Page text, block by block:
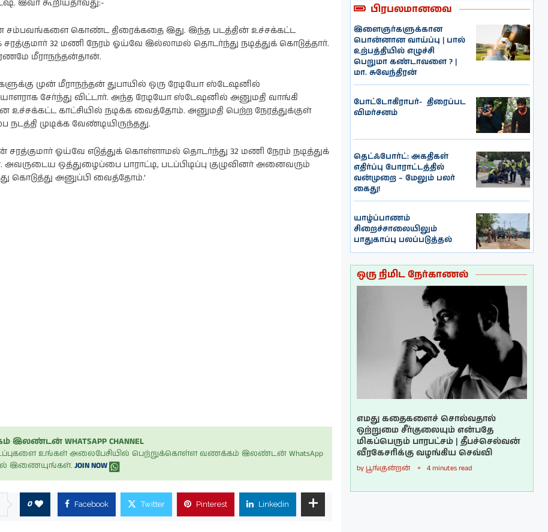
நடிகை ராஷி
இவர் கூறியதாவது:-
சம்பவங்களை கொண்ட திரைக்கதை இது. இந்த படத்தின் உச்சக்கட்ட
சரத்குமார் 32 மணி நேரம் ஓய்வே இல்லாமல் தொடர்ந்து நடித்துக் கொடுத்தார்.
மீராநந்தன்தான்.
முன் மீராநந்தன் துபாயில் ஒரு ரேடியோ ஸ்டேஷனில்
சேர்ந்து விட்டார். அந்த ரேடியோ ஸ்டேஷனில் அனுமதி வாங்கி
உச்சக்கட்ட காட்சியில் நடிக்க வைத்தோம். அனுமதி பெற்ற நேரத்துக்குள்
நடத்தி முடிக்க வேண்டியிருந்தது.
சரத்குமார் ஓய்வே எடுத்துக் கொள்ளாமல் தொடர்ந்து 32 மணி நேரம் நடித்துக்
அவருடைய ஒத்துழைப்பை பாராட்டி, படப்பிடிப்பு குழுவினர் அனைவரும்
கொடுத்து அனுப்பி வைத்தோம்.’
WHATSAPP CHANNEL
உங்கள் அலைபேசியில் பெற்றுக்கொள்ள வணக்கம் இலண்டன் WhatsApp
இணையுங்கள். JOIN NOW
0 Facebook Twitter Pinterest Linkedin
பிரபலமானவை
இளைஞர்களுக்கான
பொன்னான வாய்ப்பு | பால்
உற்பத்தியில் எழுச்சி
பெறுமா கண்டாவளை ? |
மா. சுவேந்திரன்
போட்டோகிராபர்- ‌ திரைப்பட
விமர்சனம்
தெட்ஃபோர்ட்: அகதிகள்
எதிர்ப்பு போராட்டத்தில்
வன்முறை – மேலும் பலர்
கைது!
யாழ்ப்பாணம்
சிறைச்சாலையிலும்
பாதுகாப்பு பலப்படுத்தல்
ஒரு நிமிட நேர்காணல்
எமது கதைகளைச் சொல்வதால்
ஒற்றுமை சீர்குலையும் என்பதே
மிகப்பெரும் பாரபட்சம் | தீபச்செல்வன்
வீரகேசரிக்கு வழங்கிய செவ்வி
by பூங்குன்றன் 4 minutes read